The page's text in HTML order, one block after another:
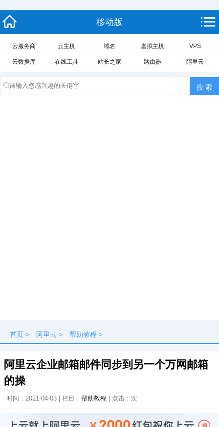
移动版
云服务商 云主机 域名 虚拟主机 VPS
云数据库 在线工具 站长之家 路由器 阿里云
首页 > 阿里云 > 帮助教程 >
阿里云企业邮箱邮件同步到另一个万网邮箱
的操
时间：2021-04-03 | 栏目： 帮助教程 | 点击： 次